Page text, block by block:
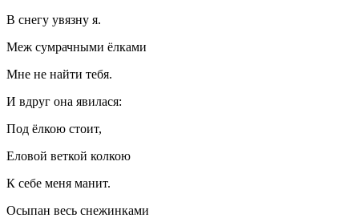
В снегу увязну я.
Меж сумрачными ёлками
Мне не найти тебя.
И вдруг она явилася:
Под ёлкою стоит,
Еловой веткой колкою
К себе меня манит.
Осыпан весь снежинками